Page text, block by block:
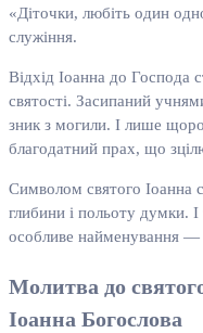
«Діточки, любіть один
служіння.
Відхід Іоанна до Господа
святості. Засипаний
зник з могили. І лише
благодатний прах, що
Символом святого Іоанна
глибини і польоту думки.
особливе найменування —
Молитва до
Іоанна Богослова